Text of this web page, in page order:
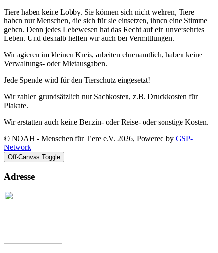
Tiere haben keine Lobby. Sie können sich nicht wehren, Tiere
haben nur Menschen, die sich für sie einsetzen, ihnen eine Stimme
geben. Denn jedes Lebewesen hat das Recht auf ein unversehrtes
Leben. Und deshalb helfen wir auch bei Vermittlungen.
Wir agieren im kleinen Kreis, arbeiten ehrenamtlich, haben keine
Verwaltungs- oder Mietausgaben.
Jede Spende wird für den Tierschutz eingesetzt!
Wir zahlen grundsätzlich nur Sachkosten, z.B. Druckkosten für
Plakate.
Wir erstatten auch keine Benzin- oder Reise- oder sonstige Kosten.
© NOAH - Menschen für Tiere e.V. 2026, Powered by GSP-
Network
Off-Canvas Toggle
Adresse